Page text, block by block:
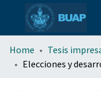
Home Tesis